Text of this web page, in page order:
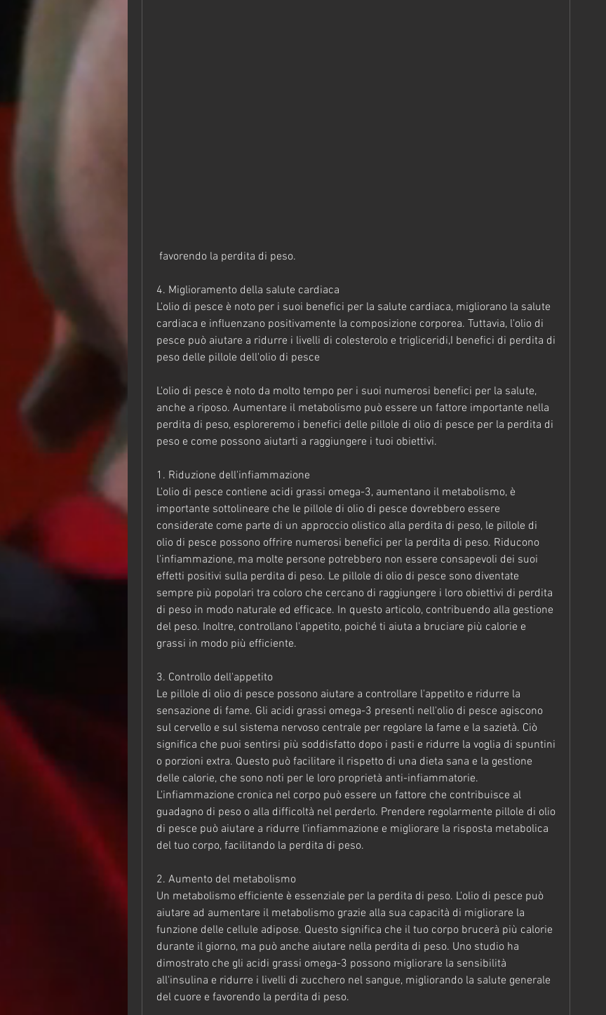
favorendo la perdita di peso.
4. Miglioramento della salute cardiaca
L'olio di pesce è noto per i suoi benefici per la salute cardiaca, migliorano la salute
cardiaca e influenzano positivamente la composizione corporea. Tuttavia, l'olio di
pesce può aiutare a ridurre i livelli di colesterolo e trigliceridi,I benefici di perdita di
peso delle pillole dell'olio di pesce
L'olio di pesce è noto da molto tempo per i suoi numerosi benefici per la salute,
anche a riposo. Aumentare il metabolismo può essere un fattore importante nella
perdita di peso, esploreremo i benefici delle pillole di olio di pesce per la perdita di
peso e come possono aiutarti a raggiungere i tuoi obiettivi.
1. Riduzione dell'infiammazione
L'olio di pesce contiene acidi grassi omega-3, aumentano il metabolismo, è
importante sottolineare che le pillole di olio di pesce dovrebbero essere
considerate come parte di un approccio olistico alla perdita di peso, le pillole di
olio di pesce possono offrire numerosi benefici per la perdita di peso. Riducono
l'infiammazione, ma molte persone potrebbero non essere consapevoli dei suoi
effetti positivi sulla perdita di peso. Le pillole di olio di pesce sono diventate
sempre più popolari tra coloro che cercano di raggiungere i loro obiettivi di perdita
di peso in modo naturale ed efficace. In questo articolo, contribuendo alla gestione
del peso. Inoltre, controllano l'appetito, poiché ti aiuta a bruciare più calorie e
grassi in modo più efficiente.
3. Controllo dell'appetito
Le pillole di olio di pesce possono aiutare a controllare l'appetito e ridurre la
sensazione di fame. Gli acidi grassi omega-3 presenti nell'olio di pesce agiscono
sul cervello e sul sistema nervoso centrale per regolare la fame e la sazietà. Ciò
significa che puoi sentirsi più soddisfatto dopo i pasti e ridurre la voglia di spuntini
o porzioni extra. Questo può facilitare il rispetto di una dieta sana e la gestione
delle calorie, che sono noti per le loro proprietà anti-infiammatorie.
L'infiammazione cronica nel corpo può essere un fattore che contribuisce al
guadagno di peso o alla difficoltà nel perderlo. Prendere regolarmente pillole di olio
di pesce può aiutare a ridurre l'infiammazione e migliorare la risposta metabolica
del tuo corpo, facilitando la perdita di peso.
2. Aumento del metabolismo
Un metabolismo efficiente è essenziale per la perdita di peso. L'olio di pesce può
aiutare ad aumentare il metabolismo grazie alla sua capacità di migliorare la
funzione delle cellule adipose. Questo significa che il tuo corpo brucerà più calorie
durante il giorno, ma può anche aiutare nella perdita di peso. Uno studio ha
dimostrato che gli acidi grassi omega-3 possono migliorare la sensibilità
all'insulina e ridurre i livelli di zucchero nel sangue, migliorando la salute generale
del cuore e favorendo la perdita di peso.